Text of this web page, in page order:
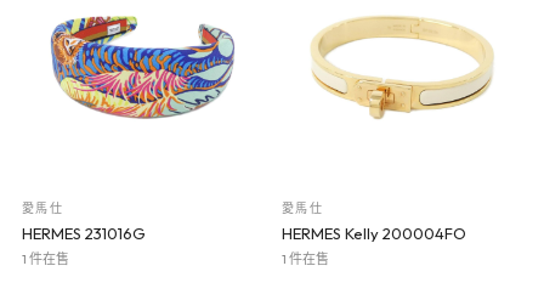
愛馬仕
HERMES 231016G
1 件在售
愛馬仕
HERMES Kelly 200004FO
1 件在售